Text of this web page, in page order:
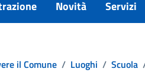
Novità Servizi
il Comune / Luoghi / Scuola